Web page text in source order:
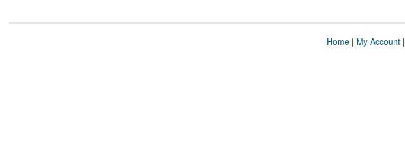
Home| My Account|